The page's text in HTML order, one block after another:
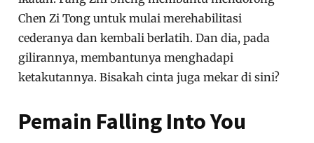
Chen Zi Tong untuk mulai merehabilitasi
cederanya dan kembali berlatih. Dan dia, pada
gilirannya, membantunya menghadapi
ketakutannya. Bisakah cinta juga mekar di sini?
Pemain Falling Into You